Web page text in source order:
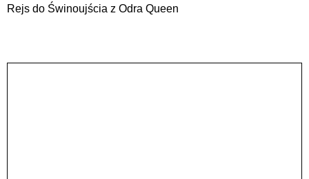
Rejs do Świnoujścia z Odra Queen